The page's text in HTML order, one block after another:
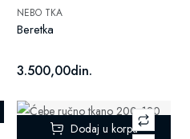
NEBO TKA
Beretka
3.500,00din.
Dodaj u korpu